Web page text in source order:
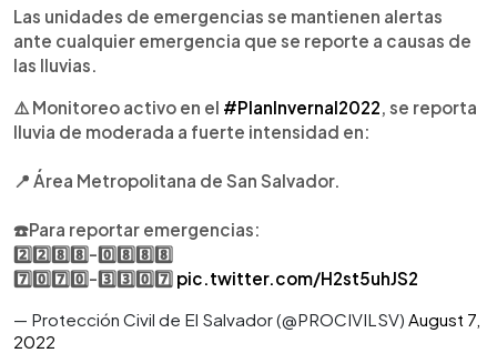
Las unidades de emergencias se mantienen alertas
ante cualquier emergencia que se reporte a causas de
las lluvias.
⚠️ Monitoreo activo en el #PlanInvernal2022 , se reporta
lluvia de moderada a fuerte intensidad en:
📍 Área Metropolitana de San Salvador.
☎️Para reportar emergencias:
2️⃣2️⃣8️⃣8️⃣-0️⃣8️⃣8️⃣8️⃣
7️⃣0️⃣7️⃣0️⃣-3️⃣3️⃣0️⃣7️⃣ pic.twitter.com/H2st5uhJS2
— Protección Civil de El Salvador (@PROCIVILSV) August 7,
2022